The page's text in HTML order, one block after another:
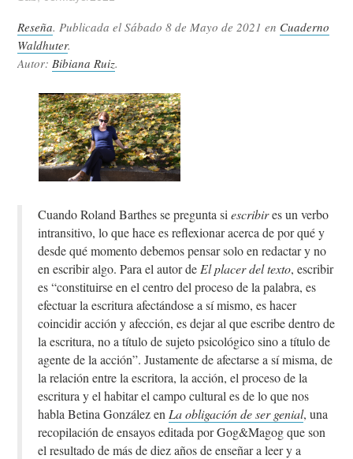
Reseña. Publicada elSábado 8 de Mayo de 2021 en Cuaderno
Waldhuter.
Autor:Bibiana Ruiz.
Cuando Roland Barthes se pregunta siescribires un verbo
intransitivo, lo que hace es reflexionar acerca de por qué y
desde qué momento debemos pensar solo en redactar y no
en escribir algo. Para el autor de El placer del texto, escribir
es “constituirse en el centro del proceso de la palabra, es
efectuar la escritura afectándose a sí mismo, es hacer
coincidir acción y afección, es dejar al que escribe dentro de
la escritura, no a título de sujeto psicológico sino a título de
agente de la acción”. Justamente de afectarse a sí misma, de
la relación entre la escritora, la acción, el proceso de la
escritura y el habitar el campo cultural es de lo que nos
habla Betina González en La obligación de ser genial, una
recopilación de ensayos editada por Gog&Magog que son
el resultado de más de diez años de enseñar a leer y a